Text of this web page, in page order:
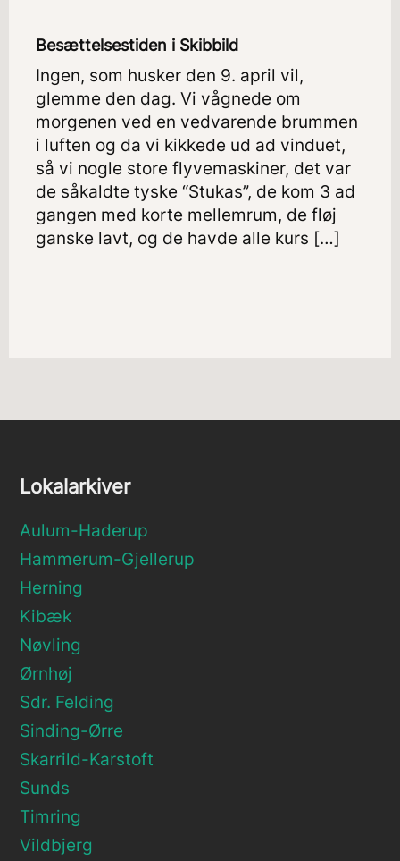
Besættelsestiden i Skibbild
Ingen, som husker den 9. april vil,
glemme den dag. Vi vågnede om
morgenen ved en vedvarende brummen
i luften og da vi kikkede ud ad vinduet,
så vi nogle store flyvemaskiner, det var
de såkaldte tyske “Stukas”, de kom 3 ad
gangen med korte mellemrum, de fløj
ganske lavt, og de havde alle kurs […]
Lokalarkiver
Aulum-Haderup
Hammerum-Gjellerup
Herning
Kibæk
Nøvling
Ørnhøj
Sdr. Felding
Sinding-Ørre
Skarrild-Karstoft
Sunds
Timring
Vildbjerg